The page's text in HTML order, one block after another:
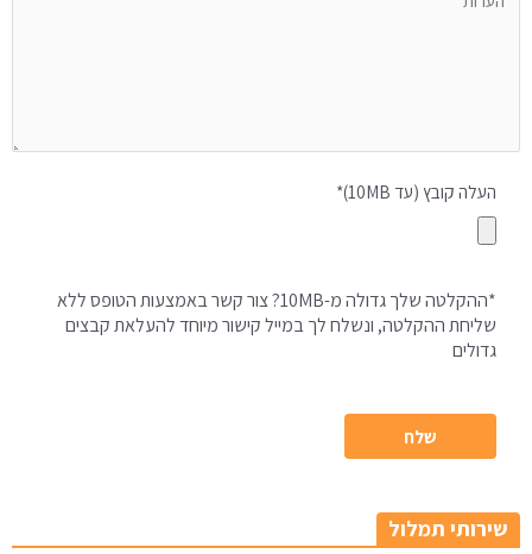
שירותי תמלול
העלה קובץ (עד 10MB)*
*ההקלטה שלך גדולה מ-10MB? צור קשר באמצעות הטופס ללא
שליחת ההקלטה, ונשלח לך במייל קישור מיוחד להעלאת קבצים
גדולים